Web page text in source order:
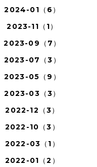
2024-01（6）
2023-11（1）
2023-09（7）
2023-07（3）
2023-05（9）
2023-03（3）
2022-12（3）
2022-10（3）
2022-03（1）
2022-01（2）